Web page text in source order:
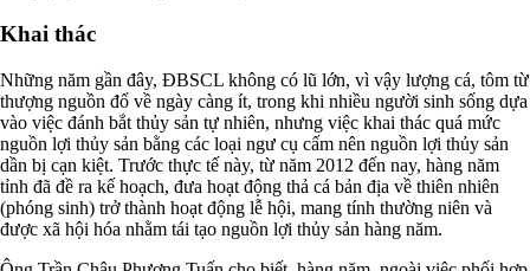
Khai thác
Những năm gần đây, ĐBSCL không có lũ lớn, vì vậy lượng cá, tôm từ
thượng nguồn đổ về ngày càng ít, trong khi nhiều người sinh sống dựa
vào việc đánh bắt thủy sản tự nhiên, nhưng việc khai thác quá mức
nguồn lợi thủy sản bằng các loại ngư cụ cấm nên nguồn lợi thủy sản
dần bị cạn kiệt. Trước thực tế này, từ năm 2012 đến nay, hàng năm
tỉnh đã đề ra kế hoạch, đưa hoạt động thả cá bản địa về thiên nhiên
(phóng sinh) trở thành hoạt động lễ hội, mang tính thường niên và
được xã hội hóa nhằm tái tạo nguồn lợi thủy sản hàng năm.